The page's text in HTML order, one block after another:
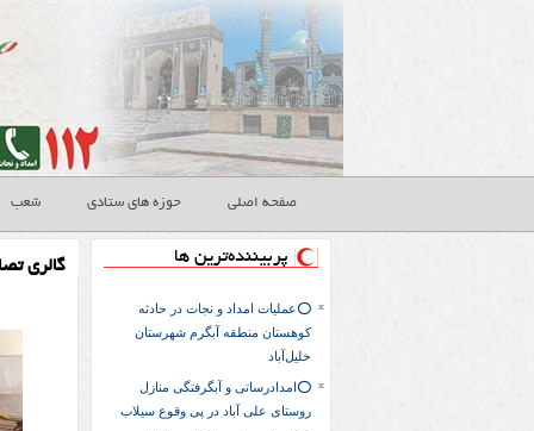
صفحه اصلی حوزه های ستادی شعب
پربیننده‌ترین ها
⭕عملیات امداد و نجات در حادثه
کوهستان منطقه آبگرم شهرستان
خلیل‌آباد
⭕️امدادرساتی و آبگرفتگی منازل
روستای علی آباد در پی وقوع سیلاب
گالری